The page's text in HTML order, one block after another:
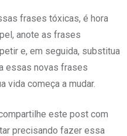
frases tóxicas, é hora
anote as frases
e, em seguida, substitua
essas novas frases
vida começa a mudar.
este post com
precisando fazer essa